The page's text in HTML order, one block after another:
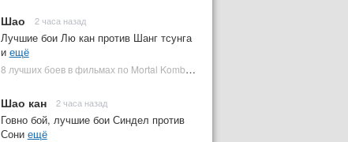
Шао 2 часа назад
Лучшие бои Лю кан против Шанг тсунга
и ещё
8 лучших боев в фильмах по Mortal Kombat: от «Смертельной битвы» до «Мортал Комбат 2» | Plugged In Ru
Шао кан 2 часа назад
Говно бой, лучшие бои Синдел против
Сони ещё